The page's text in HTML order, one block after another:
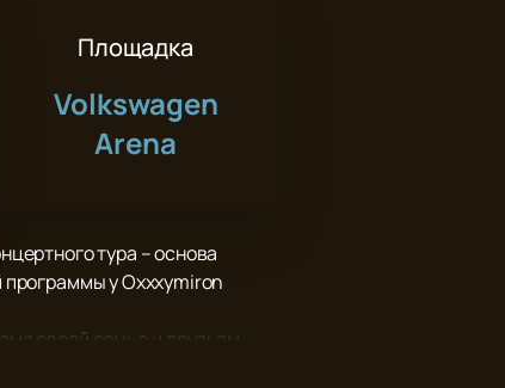
Площадка
Volkswagen
Arena
тура – основа
программы у Oxxxymiron
своей семье и друзьям,